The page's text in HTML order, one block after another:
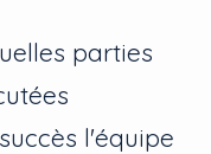
parties
l'équipe